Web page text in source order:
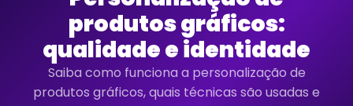
produtos gráficos:
qualidade e identidade
Saiba como funciona a personalização de
produtos gráficos, quais técnicas são usadas e